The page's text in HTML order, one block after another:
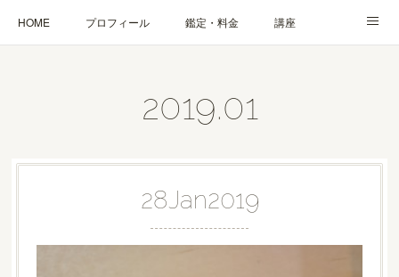
HOME プロフィール 鑑定・料金 講座
2019.01
28Jan2019